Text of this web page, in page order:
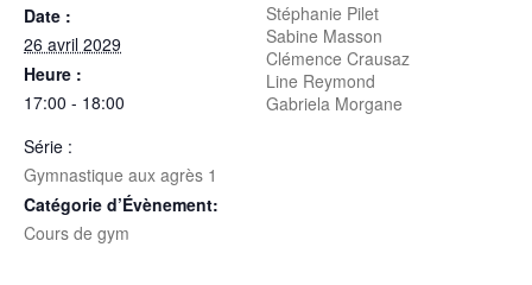
Date :
26 avril 2029
Heure :
17:00 - 18:00
Série :
Gymnastique aux agrès 1
Catégorie d’Évènement:
Cours de gym
Stéphanie Pilet
Sabine Masson
Clémence Crausaz
Line Reymond
Gabriela Morgane